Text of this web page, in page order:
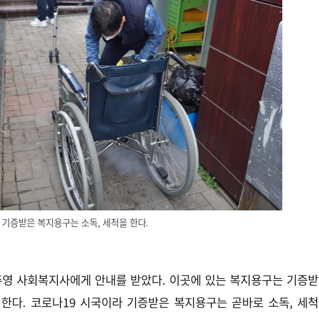
증받은 복지용구는 소독, 세척을 한다.
사회복지사에게 안내를 받았다. 이곳에 있는 복지용구는 기증받
다. 코로나19 시국이라 기증받은 복지용구는 곧바로 소독, 세척